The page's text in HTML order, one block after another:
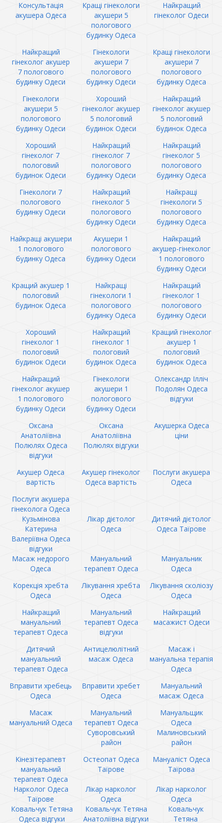
Консультація
акушера Одеса
Кращі гінекологи
акушери 5
пологового
будинку Одеса
Найкращий
гінеколог Одеси
Найкращий
гінеколог акушер
7 пологового
будинку Одеси
Гінекологи
акушери 7
пологового
будинку Одеси
Кращі гінекологи
акушери 7
пологового
будинку Одеса
Гінекологи
акушери 5
пологового
будинку Одеси
Хороший
гінеколог акушер
5 пологовий
будинок Одеси
Найкращий
гінеколог акушер
5 пологовий
будинок Одеса
Хороший
гінеколог 7
пологовий
будинок Одеси
Найкращий
гінеколог 7
пологового
будинку Одеси
Найкращий
гінеколог 5
пологового
будинку Одеса
Гінекологи 7
пологового
будинку Одеси
Найкращий
гінеколог 5
пологового
будинку Одеси
Найкращі
гінекологи 5
пологового
будинку Одеса
Найкращі акушери
1 пологового
будинку Одеса
Акушери 1
пологового
будинку Одеси
Найкращий
акушер-гінеколог
1 пологового
будинку Одеси
Кращий акушер 1
пологовий
будинок Одеса
Найкращі
гінекологи 1
пологового
будинку Одеса
Найкращий
гінеколог 1
пологового
будинку Одеси
Хороший
гінеколог 1
пологовий
будинок Одеси
Найкращий
гінеколог 1
пологовий
будинок Одеса
Кращий гінеколог
акушер 1
пологовий
будинок Одеса
Найкращий
гінеколог акушер
1 пологового
будинку Одеси
Гінекологи
акушери 1
пологового
будинку Одеси
Олександр Ілліч
Подолян Одеса
відгуки
Оксана
Анатоліївна
Полюлях Одеса
відгуки
Оксана
Анатоліївна
Полюлях відгуки
Акушерка Одеса
ціни
Акушер Одеса
вартість
Акушер гінеколог
Одеса вартість
Послуги акушера
Одеса
Послуги акушера
гінеколога Одеса
Кузьмінова
Катерина
Валеріївна Одеса
відгуки
Лікар дієтолог
Одеса
Дитячий дієтолог
Одеса Таїрове
Масаж недорого
Одеса
Мануальний
терапевт Одеса
Мануальник
Одеса
Корекція хребта
Одеса
Лікування хребта
Одеса
Лікування сколіозу
Одеса
Найкращий
мануальний
терапевт Одеса
Мануальний
терапевт Одеса
відгуки
Найкращий
масажист Одеси
Дитячий
мануальний
терапевт Одеса
Антицелюлітний
масаж Одеса
Масаж і
мануальна терапія
Одеса
Вправити хребець
Одеса
Вправити хребет
Одеса
Мануальний
масаж Одеса
Масаж
мануальний Одеса
Мануальний
терапевт Одеса
Суворовський
район
Мануальщик
Одеса
Малиновський
район
Кінезітерапевт
мануальний
терапевт Одеса
Остеопат Одеса
Таїрове
Мануаліст Одеса
Таїрова
Нарколог Одеса
Таїрове
Лікар нарколог
Одеса
Лікар нарколог
Одеса
Ковальчук Тетяна
Одеса відгуки
Ковальчук Тетяна
Анатоліївна відгуки
Ковальчук
Тетяна